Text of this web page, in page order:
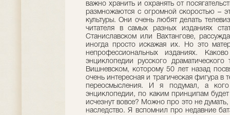
важно хранить и охранять от
размножаются с огромной скоростью –
культуры. Они очень любят делать
читателя в самых разных изданиях
Станиславском или Вахтангове,
иногда просто искажая их. Но это
непрофессиональных изданиях.
энциклопедии русского
Вишневском, которому 50 лет назад
очень интересная и трагическая фигура в
переосмысления. И я подумал, а
энциклопедии, по каким принципам
исчезнут вовсе? Можно про это не
наследство. Я вспомнил про недавние